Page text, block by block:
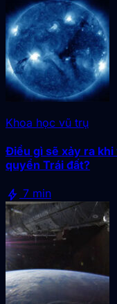
Khoa học vũ trụ
Điều gì sẽ xảy ra khi
quyển Trái đất?
bolt 7 min